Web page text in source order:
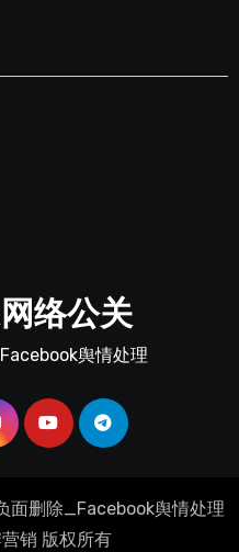
络公关
舆情处理
删除_Facebook舆情处理
销 版权所有